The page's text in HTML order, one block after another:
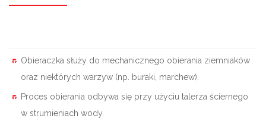
Obieraczka służy do mechanicznego obierania ziemniaków
oraz niektórych warzyw (np. buraki, marchew).
Proces obierania odbywa się przy użyciu talerza ściernego
w strumieniach wody.